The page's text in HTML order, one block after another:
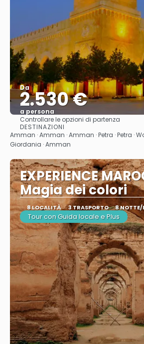
Da
2.530 €
a persona
Vedere
Controllare le opzioni di partenza
DESTINAZIONI
Amman · Amman · Amman · Petra · Petra ·
Giordania · Amman
EXPERIENCE
Magia dei colori
8 LOCALITÀ 3 TRASPORTO 8
Tour con Guida locale e Plus